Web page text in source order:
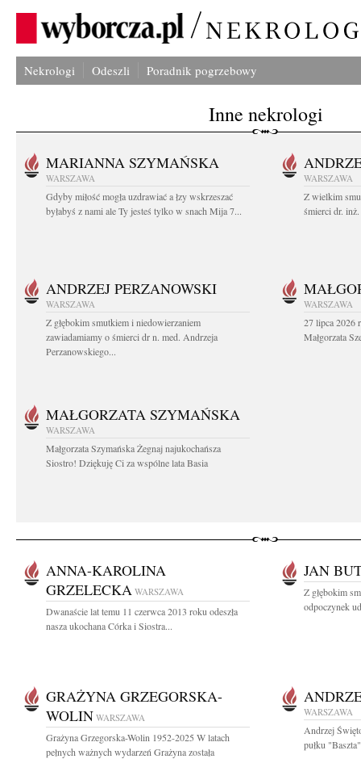
Nekrologi Odeszli Poradnik pogrzebowy
Inne nekrologi
MARIANNA SZYMAŃSKA
WARSZAWA
Gdyby miłość mogła uzdrawiać a łzy wskrzeszać
byłabyś z nami ale Ty jesteś tylko w snach Mija 7...
WARSZAWA
Z wielkim
śmierci dr.
ANDRZEJ PERZANOWSKI
WARSZAWA
Z głębokim smutkiem i niedowierzaniem
zawiadamiamy o śmierci dr n. med. Andrzeja
Perzanowskiego...
WARSZAWA
27 lipca 2026
Małgorzata
MAŁGORZATA SZYMAŃSKA
WARSZAWA
Małgorzata Szymańska Żegnaj najukochańsza
Siostro! Dziękuję Ci za wspólne lata Basia
ANNA-KAROLINA
GRZELECKA WARSZAWA
Dwanaście lat temu 11 czerwca 2013 roku odeszła
nasza ukochana Córka i Siostra...
JAN
Z głębokim
odpoczynek
GRAŻYNA GRZEGORSKA-
WOLIN WARSZAWA
Grażyna Grzegorska-Wolin 1952-2025 W latach
pełnych ważnych wydarzeń Grażyna została
WARSZAWA
Andrzej
pułku